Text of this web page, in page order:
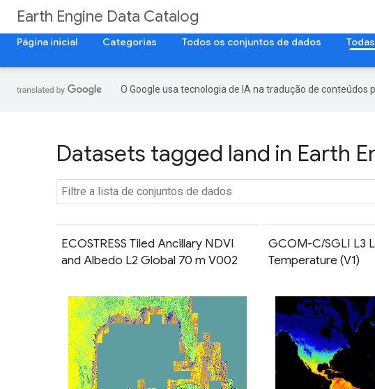
Earth Engine Data Catalog
Página inicial
Categorias Todos os conjuntos de dados
O Google usa tecnologia de IA na tradução de
Datasets tagged land in Earth
ECOSTRESS Tiled Ancillary NDVI
and Albedo L2 Global 70 m V002
GCOM-C/SGLI L3
Temperature (V1)